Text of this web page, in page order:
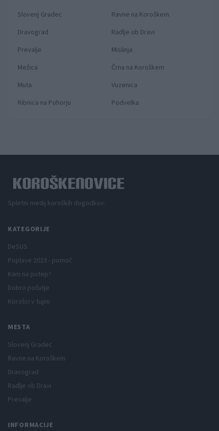
Slovenj Gradec
Ravne na Koroškem
Dravograd
Radlje ob Dravi
Prevalje
Mislinja
Mežica
Črna na Koroškem
Muta
Vuzenica
Ribnica na Pohorju
Podvelka
Spletni medij koroških dogodkov.
KATEGORIJE
DeSUS
Poplave 2023 - pomoč
Kam na potep?
Dobro počutje
Korošci v tujini
MESTA
Slovenj Gradec
Ravne na Koroškem
Dravograd
Radlje ob Dravi
Prevalje
INFORMACIJE